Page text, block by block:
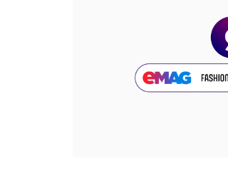
Inaltime toc: 6 cm